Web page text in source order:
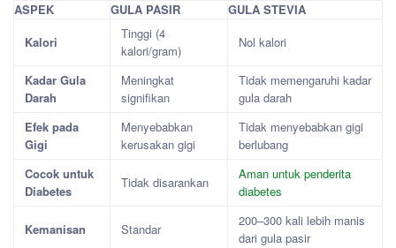
ASPEK GULA PASIR
GULA STEVIA
Kalori
Tinggi (4
kalori/gram)
Nol kalori
Kadar Gula
Darah
Meningkat
signifikan
Tidak memengaruhi kadar
gula darah
Efek pada
Gigi
Menyebabkan
kerusakan gigi
Tidak menyebabkan gigi
berlubang
Cocok untuk
Diabetes
Tidak disarankan
Aman untuk penderita
diabetes
Kemanisan Standar
200–300 kali lebih manis
dari gula pasir